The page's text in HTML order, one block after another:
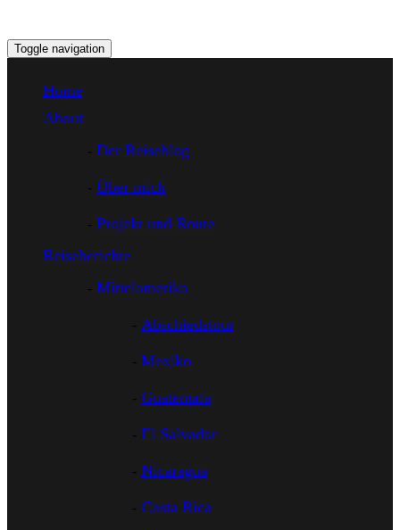
Toggle navigation
Home
About
Der Reiseblog
Über mich
Projekt und Route
Reiseberichte
Mittelamerika
Abschiedstour
Mexiko
Guatemala
El Salvador
Nicaragua
Costa Rica